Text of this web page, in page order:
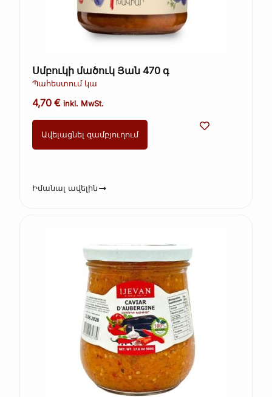
Սմբուկի մածուկ Յան 470 գ
Պահեստում կա
4,70€ inkl. MwSt.
Ավելացնել զամբյուղում
Իմանալ ավելին